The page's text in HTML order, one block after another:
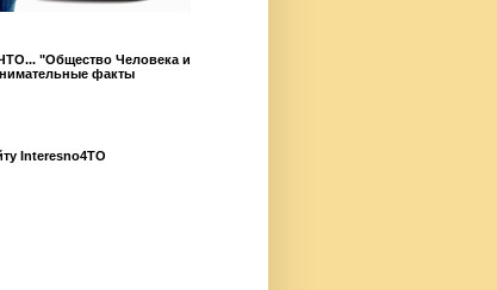
"Общество Человека и
факты
Interesno4TO